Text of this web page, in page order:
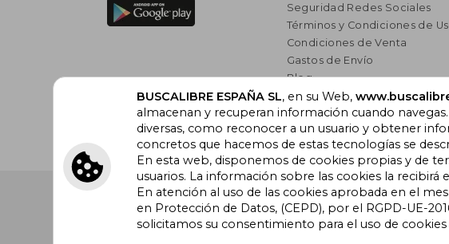
Seguridad Redes Sociales
Términos y Condiciones de
Condiciones de Venta
Gastos de Envío
Blog
Lista de autores
Incentivo a la Lectura
Libros Recomendados
Buscalibre España. Calle Energía, 65, Nave 3 (08940), Cornellà de
Barcelona. Derechos Reservados.
Buscalibre Colombia
BUSCALIBRE ESPAÑA SL, en su Web,
almacenan y recuperan información cuando
diversas, como reconocer a un usuario y obtener
concretos que hacemos de estas tecnologías se
En esta web, disponemos de cookies propias y de
usuarios. La información sobre las cookies la recibirá
En atención al uso de las cookies aprobada en el
en Protección de Datos, (CEPD), por el RGPD-UE-
solicitamos su consentimiento para el uso de